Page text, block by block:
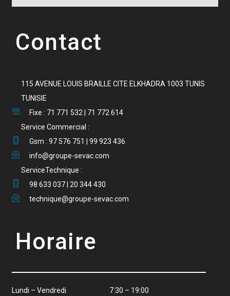
Contact
115 AVENUE LOUIS BRAILLE CITE ELKHADRA 1003 TUNIS
TUNISIE
Fixe : 71 771 532 | 71 772 614
Service Commercial :
Gsm : 97 576 751 | 99 923 436
info@groupe-sevac.com
ServiceTechnique :
98 633 037 | 20 344 430
technique@groupe-sevac.com
Horaire
Lundi – Vendredi 7:30 – 19:00